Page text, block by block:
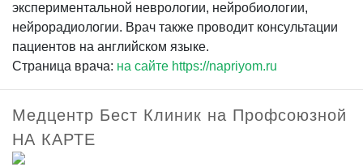
экспериментальной неврологии, нейробиологии,
нейрорадиологии. Врач также проводит консультации
пациентов на английском языке.
Страница врача: на сайте https://napriyom.ru
Медцентр Бест Клиник на Профсоюзной
НА КАРТЕ